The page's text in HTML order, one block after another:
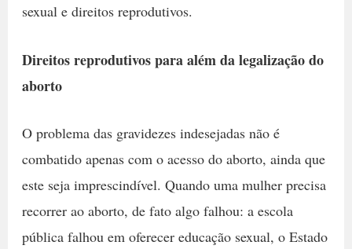
sexual e direitos reprodutivos.
Direitos reprodutivos para além da legalização do
aborto
O problema das gravidezes indesejadas não é
combatido apenas com o acesso do aborto, ainda que
este seja imprescindível. Quando uma mulher precisa
recorrer ao aborto, de fato algo falhou: a escola
pública falhou em oferecer educação sexual, o Estado